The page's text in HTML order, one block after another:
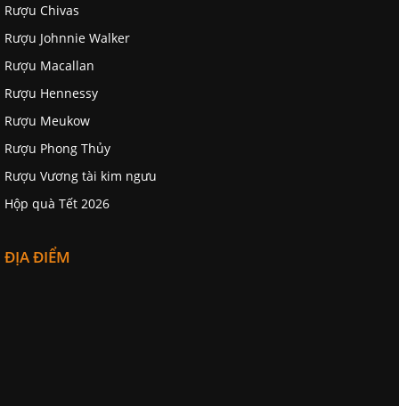
Rượu Chivas
Rượu Johnnie Walker
Rượu Macallan
Rượu Hennessy
Rượu Meukow
Rượu Phong Thủy
Rượu Vương tài kim ngưu
Hộp quà Tết 2026
ĐỊA ĐIỂM